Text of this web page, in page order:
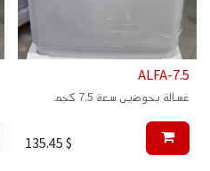
ALFA-7.5
غسالة بحوضين سعة 7.5 كجم
$
135.45